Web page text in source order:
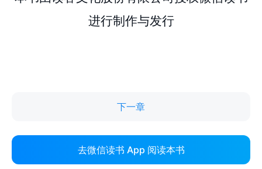
下一章
去微信读书 App 阅读本书